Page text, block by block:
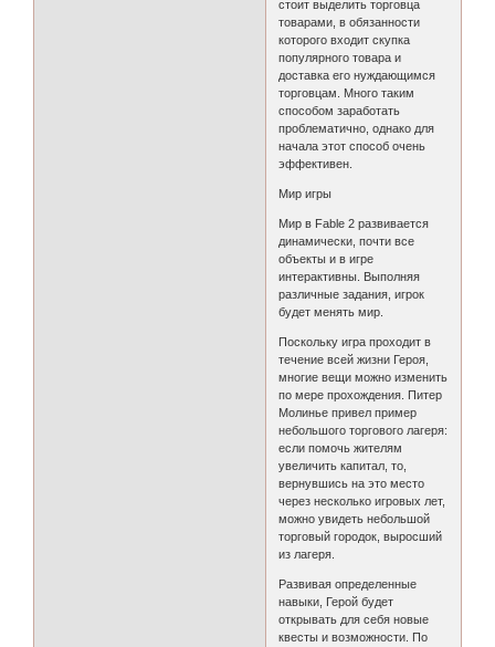
стоит выделить торговца
товарами, в обязанности
которого входит скупка
популярного товара и
доставка его нуждающимся
торговцам. Много таким
способом заработать
проблематично, однако для
начала этот способ очень
эффективен.
Мир игры
Мир в Fable 2 развивается
динамически, почти все
объекты и в игре
интерактивны. Выполняя
различные задания, игрок
будет менять мир.
Поскольку игра проходит в
течение всей жизни Героя,
многие вещи можно изменить
по мере прохождения. Питер
Молинье привел пример
небольшого торгового лагеря:
если помочь жителям
увеличить капитал, то,
вернувшись на это место
через несколько игровых лет,
можно увидеть небольшой
торговый городок, выросший
из лагеря.
Развивая определенные
навыки, Герой будет
открывать для себя новые
квесты и возможности. По